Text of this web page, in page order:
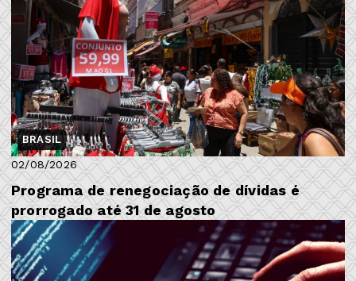
BRASIL
02/08/2026
Programa de renegociação de dívidas é
prorrogado até 31 de agosto